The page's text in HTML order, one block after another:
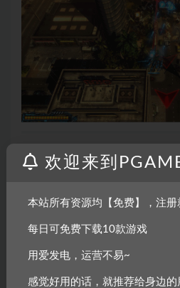
宇般高大的机械化战争机器，本
有所不同，并将大大影响游戏环
毁。
欢迎来到
本站所有资源均【免费】，注册
每日可免费下载10款游戏
用爱发电，运营不易~
感觉好用的话，就推荐给身边的